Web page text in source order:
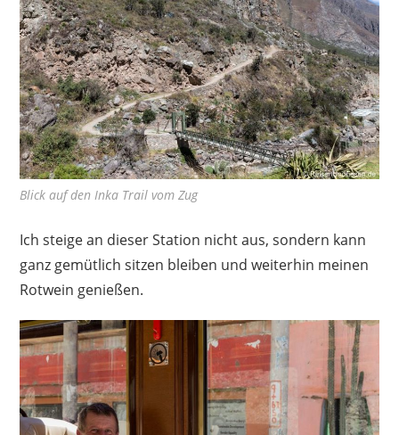
Blick auf den Inka Trail vom Zug
Ich steige an dieser Station nicht aus, sondern kann
ganz gemütlich sitzen bleiben und weiterhin meinen
Rotwein genießen.